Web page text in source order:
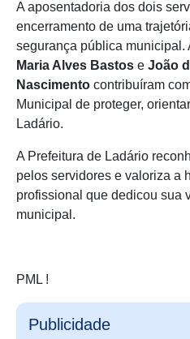
A aposentadoria dos dois
encerramento de uma
segurança pública municipal.
Maria Alves Bastos e João
Nascimento contribuíram
Municipal de proteger,
Ladário.
A Prefeitura de Ladário
pelos servidores e valoriza a
profissional que dedicou sua
municipal.
PML !
Publicidade